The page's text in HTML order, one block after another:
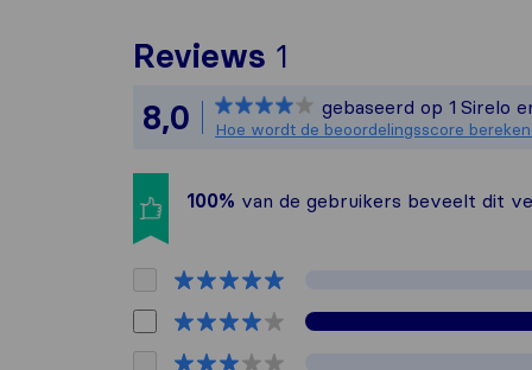
Reviews 1 Om het meest
Sirelo is niet
Alle reviews
8,0 gebaseerd op 1 Sirelo
Hoe wordt de beoordelingsscore
100% van de gebruikers beveelt dit